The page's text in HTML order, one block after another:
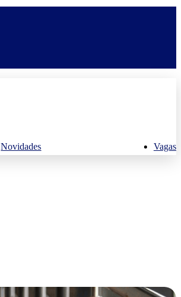
Novidades Vagas